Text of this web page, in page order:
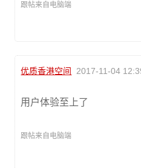
跟帖来自电脑端
优质香港空间 2017-11-04
用户体验至上了
跟帖来自电脑端